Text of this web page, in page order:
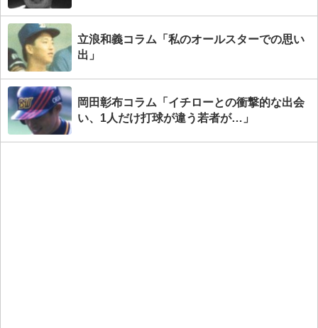
立浪和義コラム「私のオールスターでの思い
出」
岡田彰布コラム「イチローとの衝撃的な出会
い、1人だけ打球が違う若者が…」